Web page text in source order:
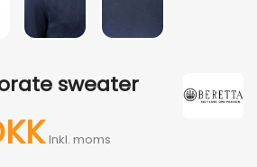
sweater
Inkl. moms